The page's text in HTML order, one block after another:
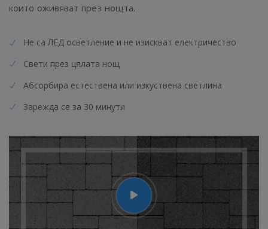
които оживяват през нощта.
Не са ЛЕД осветление и не изискват електричество
Свети през цялата нощ
Абсорбира естествена или изкуствена светлина
Зарежда се за 30 минути